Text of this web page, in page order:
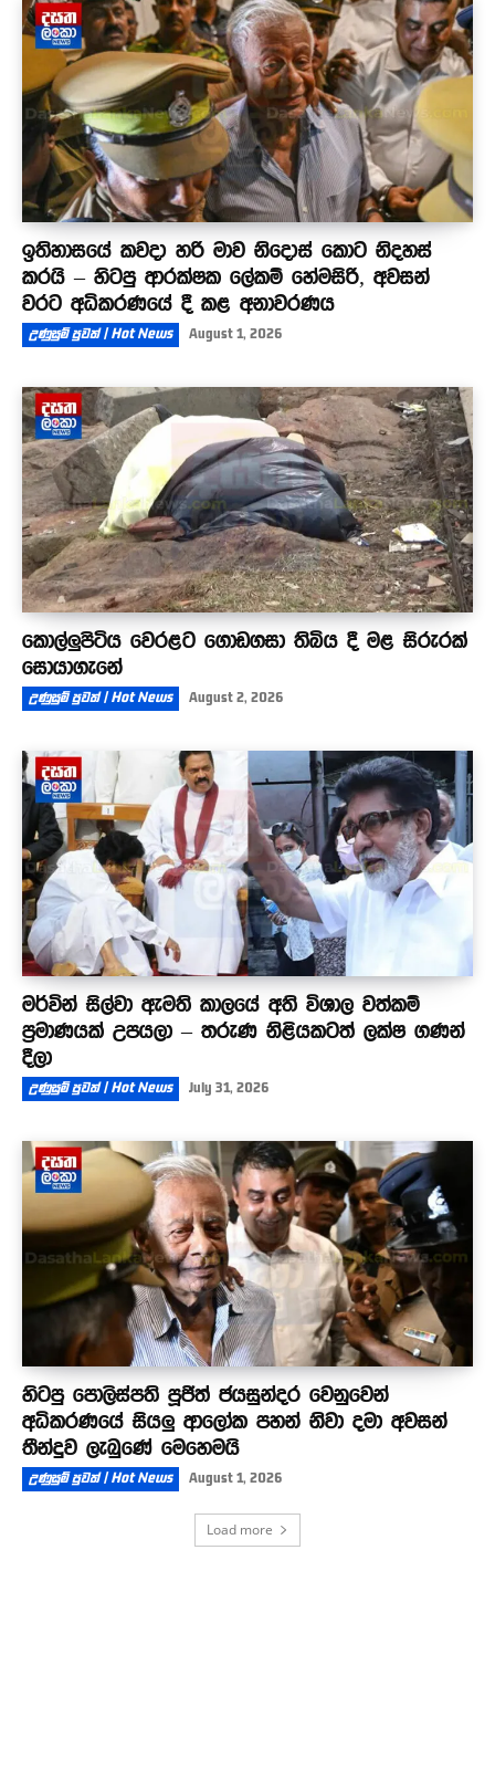
ඉතිහාසයේ කවදා හරි මාව නිදොස් කොට නිදහස්
කරයි – හිටපු ආරක්ෂක ලේකම් හේමසිරි, අවසන්
වරට අධිකරණයේ දී කළ අනාවරණය
උණුසුම් පුවත් | Hot News August 1, 2026
කොල්ලුපිටිය වෙරළට ගොඩගසා තිබිය දී මළ සිරුරක්
සොයාගැනේ
උණුසුම් පුවත් | Hot News August 2, 2026
මර්වින් සිල්වා ඇමති කාලයේ අති විශාල වත්කම්
ප්‍රමාණයක් උපයලා – තරුණ නිළියකටත් ලක්ෂ ගණන්
දීලා
උණුසුම් පුවත් | Hot News July 31, 2026
හිටපු පොලිස්පති පූජිත් ජයසුන්දර වෙනුවෙන්
අධිකරණයේ සියලු ආලෝක පහන් නිවා දමා අවසන්
තීන්දුව ලැබුණේ මෙහෙමයි
උණුසුම් පුවත් | Hot News August 1, 2026
Load more